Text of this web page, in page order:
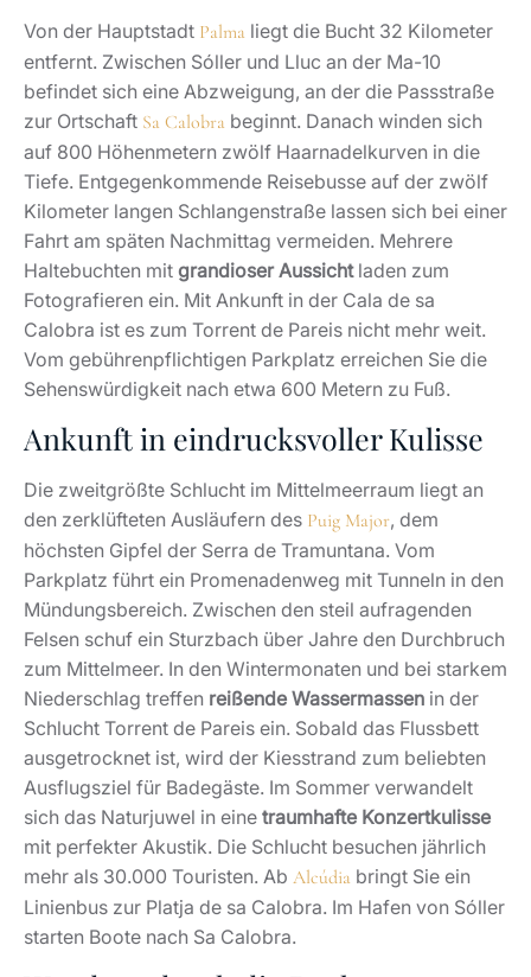
Von der Hauptstadt Palma liegt die Bucht 32 Kilometer
entfernt. Zwischen Sóller und Lluc an der Ma-10
befindet sich eine Abzweigung, an der die Passstraße
zur Ortschaft Sa Calobra beginnt. Danach winden sich
auf 800 Höhenmetern zwölf Haarnadelkurven in die
Tiefe. Entgegenkommende Reisebusse auf der zwölf
Kilometer langen Schlangenstraße lassen sich bei einer
Fahrt am späten Nachmittag vermeiden. Mehrere
Haltebuchten mit grandioser Aussicht laden zum
Fotografieren ein. Mit Ankunft in der Cala de sa
Calobra ist es zum Torrent de Pareis nicht mehr weit.
Vom gebührenpflichtigen Parkplatz erreichen Sie die
Sehenswürdigkeit nach etwa 600 Metern zu Fuß.
Ankunft in eindrucksvoller Kulisse
Die zweitgrößte Schlucht im Mittelmeerraum liegt an
den zerklüfteten Ausläufern des Puig Major, dem
höchsten Gipfel der Serra de Tramuntana. Vom
Parkplatz führt ein Promenadenweg mit Tunneln in den
Mündungsbereich. Zwischen den steil aufragenden
Felsen schuf ein Sturzbach über Jahre den Durchbruch
zum Mittelmeer. In den Wintermonaten und bei starkem
Niederschlag treffen reißende Wassermassen in der
Schlucht Torrent de Pareis ein. Sobald das Flussbett
ausgetrocknet ist, wird der Kiesstrand zum beliebten
Ausflugsziel für Badegäste. Im Sommer verwandelt
sich das Naturjuwel in eine traumhafte Konzertkulisse
mit perfekter Akustik. Die Schlucht besuchen jährlich
mehr als 30.000 Touristen. Ab Alcúdia bringt Sie ein
Linienbus zur Platja de sa Calobra. Im Hafen von Sóller
starten Boote nach Sa Calobra.